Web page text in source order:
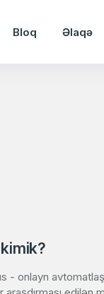
Bloq Əlaqə
- onlayn